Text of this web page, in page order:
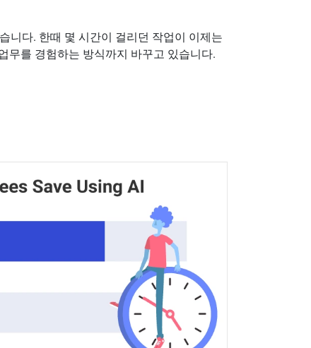
니다. 한때 몇 시간이 걸리던 작업이 이제는
무를 경험하는 방식까지 바꾸고 있습니다.